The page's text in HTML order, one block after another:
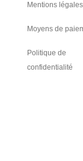
Mentions légales
Moyens de
Politique de
confidentialité